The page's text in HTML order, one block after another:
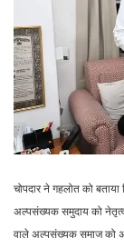
चोपदार ने गहलोत को
अल्पसंख्यक समुदाय को
वाले अल्पसंख्यक समाज को